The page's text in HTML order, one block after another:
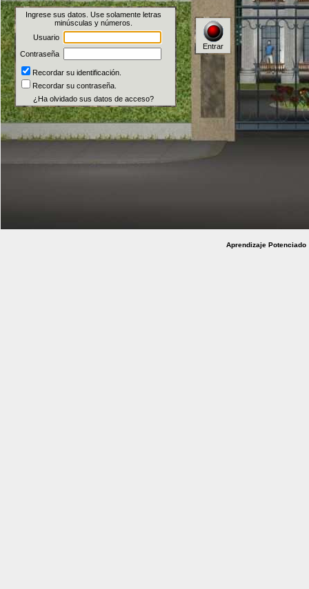
Ingrese sus datos. Use solamente letras
minúsculas y números.
Usuario
Contraseña
Recordar su identificación.
Recordar su contraseña.
¿Ha olvidado sus datos de acceso?
Entrar
Aprendizaje